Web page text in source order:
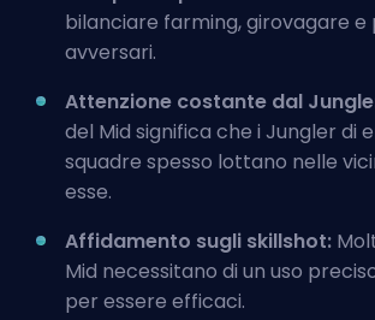
bilanciare farming, girovagare e
avversari.
Attenzione costante dal
del Mid significa che i Jungler di
squadre spesso lottano nelle
esse.
Affidamento sugli skillshot:
Mid necessitano di un uso
per essere efficaci.